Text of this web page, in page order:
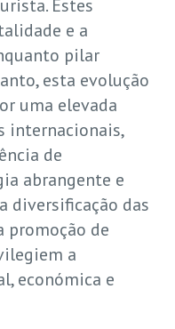
Estes
e a
pilar
esta evolução
uma elevada
internacionais,
de
abrangente e
diversificação das
promoção de
a
económica e